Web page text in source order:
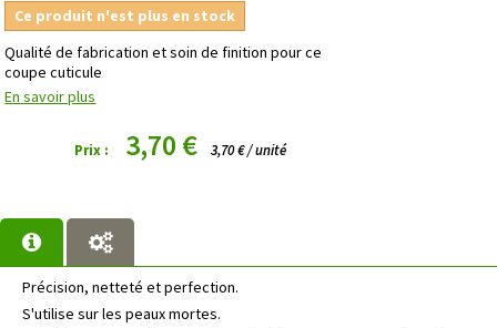
Ce produit n'est plus en stock
Qualité de fabrication et soin de finition pour ce
coupe cuticule
En savoir plus
Prix : 3,70 € 3,70 € / unité
Précision, netteté et perfection.
S'utilise sur les peaux mortes.